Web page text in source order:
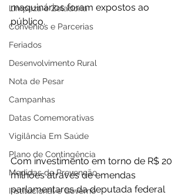
Limpeza e Zeladoria
Convênios e Parcerias
Feriados
Desenvolvimento Rural
Nota de Pesar
Campanhas
Datas Comemorativas
Vigilância Em Saúde
Plano de Contingência
Medidas de Prevenção
Institucional e Governo
maquinários foram expostos ao
público.
Com investimento em torno de R$ 20
milhões através de emendas
parlamentares da deputada federal